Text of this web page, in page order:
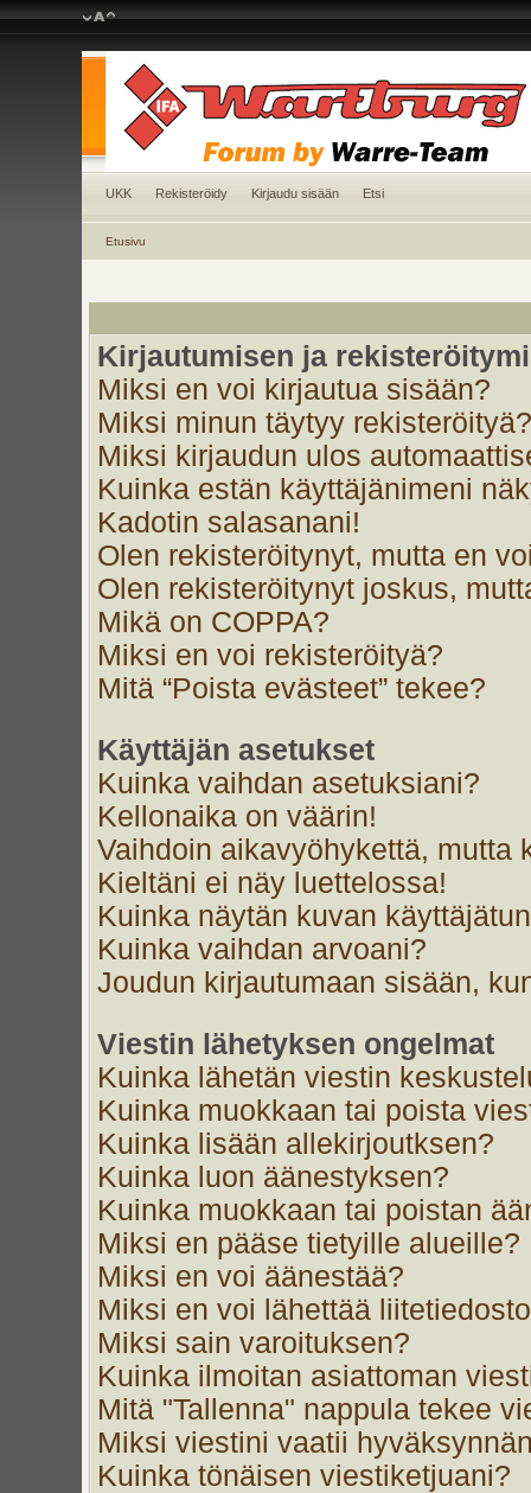
UKK Rekisteröidy Kirjaudu sisään Etsi
Etusivu
Kirjautumisen ja
Miksi en voi kirjautua sisään?
Miksi minun täytyy rekisteröityä?
Miksi kirjaudun ulos
Kuinka estän käyttäjänimeni
Kadotin salasanani!
Olen rekisteröitynyt, mutta en
Olen rekisteröitynyt joskus,
Mikä on COPPA?
Miksi en voi rekisteröityä?
Mitä “Poista evästeet” tekee?
Käyttäjän asetukset
Kuinka vaihdan asetuksiani?
Kellonaika on väärin!
Vaihdoin aikavyöhykettä, mutta
Kieltäni ei näy luettelossa!
Kuinka näytän kuvan
Kuinka vaihdan arvoani?
Joudun kirjautumaan sisään,
Viestin lähetyksen ongelmat
Kuinka lähetän viestin
Kuinka muokkaan tai poista
Kuinka lisään allekirjoutksen?
Kuinka luon äänestyksen?
Kuinka muokkaan tai poistan
Miksi en pääse tietyille alueille?
Miksi en voi äänestää?
Miksi en voi lähettää
Miksi sain varoituksen?
Kuinka ilmoitan asiattoman
Mitä "Tallenna" nappula tekee
Miksi viestini vaatii
Kuinka tönäisen viestiketjuani?